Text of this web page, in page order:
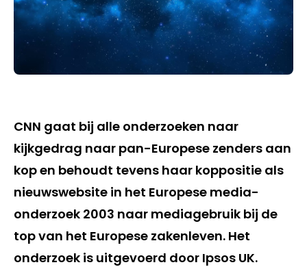
CNN gaat bij alle onderzoeken naar
kijkgedrag naar pan-Europese zenders aan
kop en behoudt tevens haar koppositie als
nieuwswebsite in het Europese media-
onderzoek 2003 naar mediagebruik bij de
top van het Europese zakenleven. Het
onderzoek is uitgevoerd door Ipsos UK.